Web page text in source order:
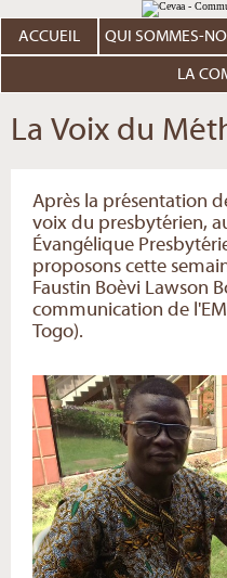
au
contenu.
Aller
personnels
ACCUEIL QUI SOMMES-
LA
La Voix du
Après la présentation
voix du presbytérien,
Évangélique
proposons cette
Faustin Boèvi Lawson
communication de
Togo).